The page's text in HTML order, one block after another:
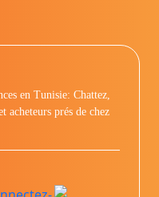
en Tunisie: Chattez,
acheteurs prés de chez